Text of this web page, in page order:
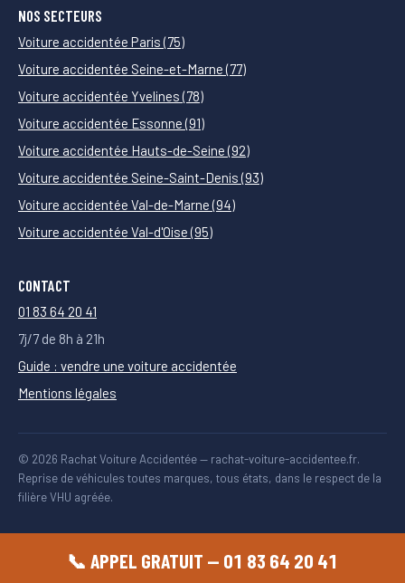
NOS SECTEURS
Voiture accidentée Paris (75)
Voiture accidentée Seine-et-Marne (77)
Voiture accidentée Yvelines (78)
Voiture accidentée Essonne (91)
Voiture accidentée Hauts-de-Seine (92)
Voiture accidentée Seine-Saint-Denis (93)
Voiture accidentée Val-de-Marne (94)
Voiture accidentée Val-d'Oise (95)
CONTACT
01 83 64 20 41
7j/7 de 8h à 21h
Guide : vendre une voiture accidentée
Mentions légales
© 2026 Rachat Voiture Accidentée — rachat-voiture-accidentee.fr.
Reprise de véhicules toutes marques, tous états, dans le respect de la
filière VHU agréée.
📞 APPEL GRATUIT — 01 83 64 20 41